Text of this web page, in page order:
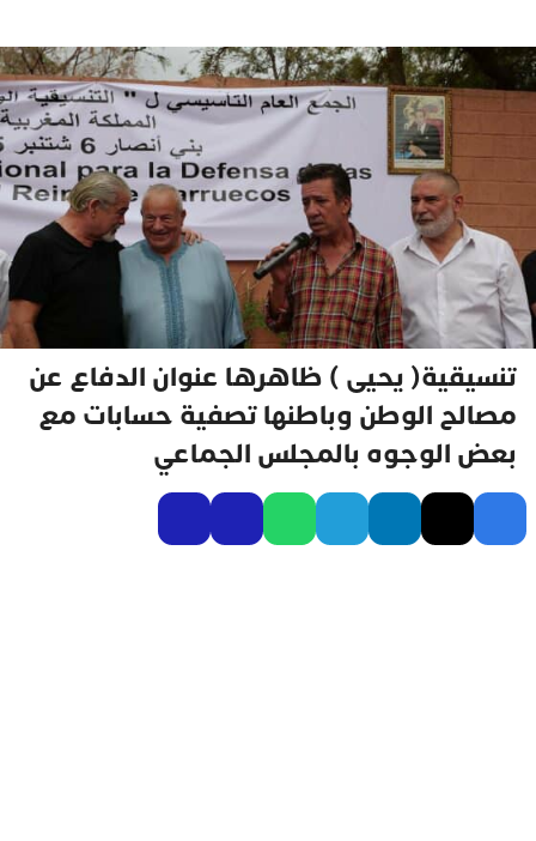
تنسيقية( يحيى ) ظاهرها عنوان الدفاع عن
مصالح الوطن وباطنها تصفية حسابات مع
بعض الوجوه بالمجلس الجماعي